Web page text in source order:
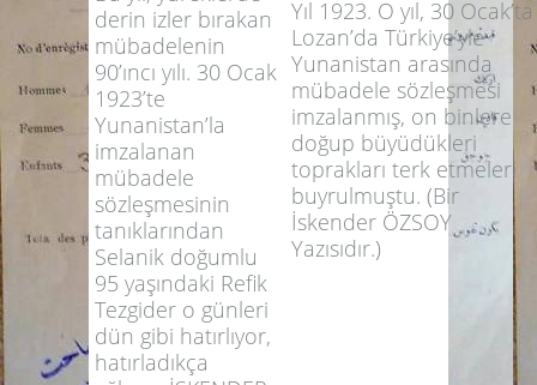
derin izler bırakan
mübadelenin
90’ıncı yılı. 30 Ocak
1923’te
Yunanistan’la
imzalanan
mübadele
sözleşmesinin
tanıklarından
Selanik doğumlu
95 yaşındaki Refik
Tezgider o günleri
dün gibi hatırlıyor,
hatırladıkça
Yıl 1923. O yıl, 30 Ocak’ta
Lozan’da Türkiye’yle
Yunanistan arasında
mübadele sözleşmesi
imzalanmış, on binlere
doğup büyüdükleri
toprakları terk etmeleri
buyrulmuştu. (Bir
İskender ÖZSOY
Yazısıdır.)